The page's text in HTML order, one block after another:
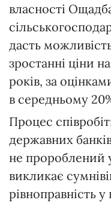
власності
дасть
зростанні ціни
років, за
в середньому
Процес
державних
не пророблений
викликає
рівноправність